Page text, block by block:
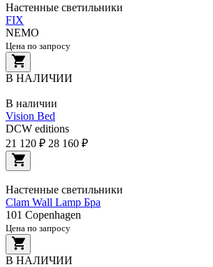
Настенные светильники
FIX
NEMO
Цена по запросу
В НАЛИЧИИ
В наличии
Vision Bed
DCW editions
21 120 ₽ 28 160 ₽
Настенные светильники
Clam Wall Lamp Бра
101 Copenhagen
Цена по запросу
В НАЛИЧИИ